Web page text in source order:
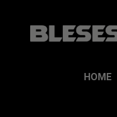
HOME